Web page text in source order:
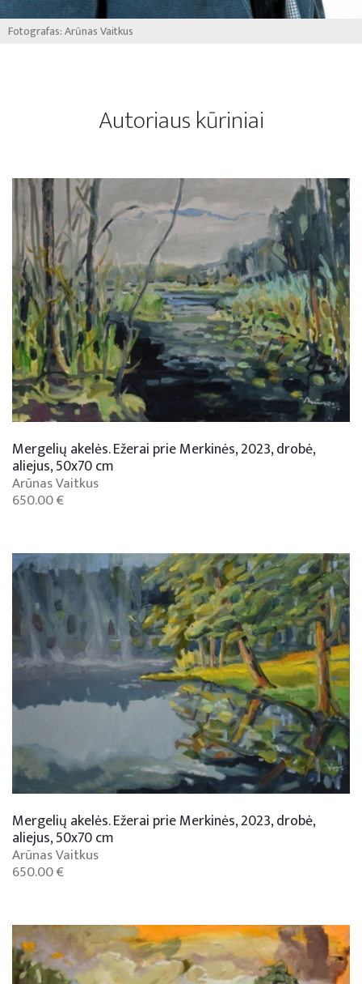
Fotografas: Arūnas Vaitkus
Autoriaus kūriniai
Mergelių akelės. Ežerai prie Merkinės, 2023, drobė,
aliejus, 50x70 cm
Arūnas Vaitkus
650.00 €
Mergelių akelės. Ežerai prie Merkinės, 2023, drobė,
aliejus, 50x70 cm
Arūnas Vaitkus
650.00 €